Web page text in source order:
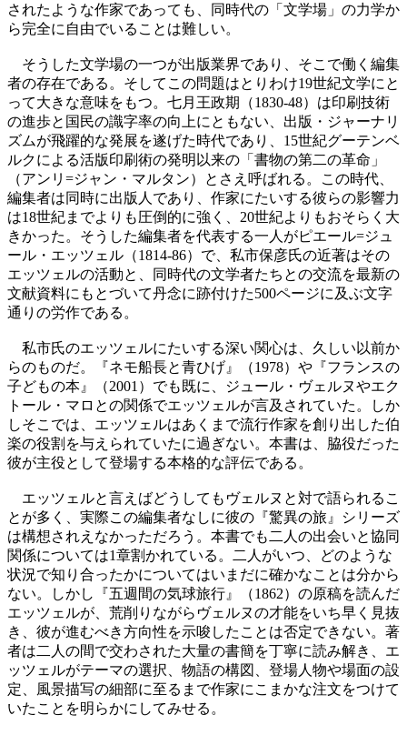
されたような作家であっても、同時代の「文学場」の力学か
ら完全に自由でいることは難しい。
そうした文学場の一つが出版業界であり、そこで働く編集
者の存在である。そしてこの問題はとりわけ19世紀文学にと
って大きな意味をもつ。七月王政期（1830-48）は印刷技術
の進歩と国民の識字率の向上にともない、出版・ジャーナリ
ズムが飛躍的な発展を遂げた時代であり、15世紀グーテンベ
ルクによる活版印刷術の発明以来の「書物の第二の革命」
（アンリ=ジャン・マルタン）とさえ呼ばれる。この時代、
編集者は同時に出版人であり、作家にたいする彼らの影響力
は18世紀までよりも圧倒的に強く、20世紀よりもおそらく大
きかった。そうした編集者を代表する一人がピエール=ジュ
ール・エッツェル（1814-86）で、私市保彦氏の近著はその
エッツェルの活動と、同時代の文学者たちとの交流を最新の
文献資料にもとづいて丹念に跡付けた500ページに及ぶ文字
通りの労作である。
私市氏のエッツェルにたいする深い関心は、久しい以前か
らのものだ。『ネモ船長と青ひげ』（1978）や『フランスの
子どもの本』（2001）でも既に、ジュール・ヴェルヌやエク
トール・マロとの関係でエッツェルが言及されていた。しか
しそこでは、エッツェルはあくまで流行作家を創り出した伯
楽の役割を与えられていたに過ぎない。本書は、脇役だった
彼が主役として登場する本格的な評伝である。
エッツェルと言えばどうしてもヴェルヌと対で語られるこ
とが多く、実際この編集者なしに彼の『驚異の旅』シリーズ
は構想されえなかっただろう。本書でも二人の出会いと協同
関係については1章割かれている。二人がいつ、どのような
状況で知り合ったかについてはいまだに確かなことは分から
ない。しかし『五週間の気球旅行』（1862）の原稿を読んだ
エッツェルが、荒削りながらヴェルヌの才能をいち早く見抜
き、彼が進むべき方向性を示唆したことは否定できない。著
者は二人の間で交わされた大量の書簡を丁寧に読み解き、エ
ッツェルがテーマの選択、物語の構図、登場人物や場面の設
定、風景描写の細部に至るまで作家にこまかな注文をつけて
いたことを明らかにしてみせる。